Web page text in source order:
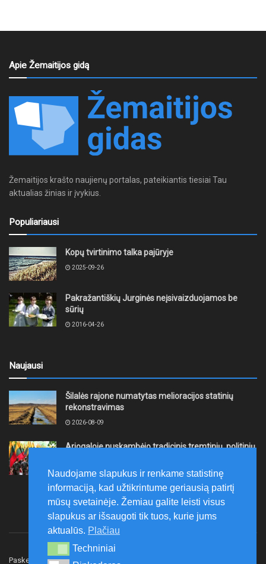
Apie Žemaitijos gidą
Žemaitijos krašto naujienų portalas, pateikiantis tiesiai Tau
aktualias žinias ir įvykius.
Populiariausi
Kopų tvirtinimo talka pajūryje
2025-09-26
Pakražantiškių Jurginės neįsivaizduojamos be
sūrių
2016-04-26
Naujausi
Šilalės rajone numatytas melioracijos statinių
rekonstravimas
2026-08-09
Ariogaloje nuskambėjo tradicinis tremtinių, politinių
širdy“
2026-08-08
Paskelbk naujieną Rašyti redakcijai
Naudojame slapukus ir renkame statistinę
informaciją, kad užtikrintume geriausią patirtį
mūsų svetainėje. Žemiau galite leisti visus
slapukus ar išsaugoti tik tuos, kurie jums
aktualūs. Plačiau
Techniniai
Techniniai